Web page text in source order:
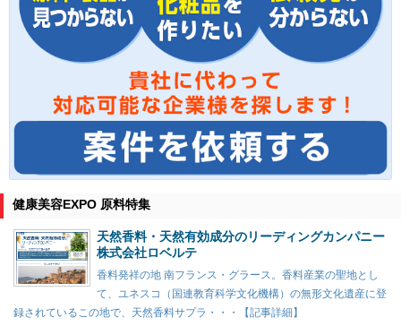
健康美容EXPO 原料特集
天然香料・天然有効成分のリーディングカンパニー
株式会社ロベルテ
香料発祥の地 南フランス・グラース。香料産業の聖地とし
て、ユネスコ（国連教育科学文化機構）の無形文化遺産に登
録されているこの地で、天然香料サプラ・・・【記事詳細】